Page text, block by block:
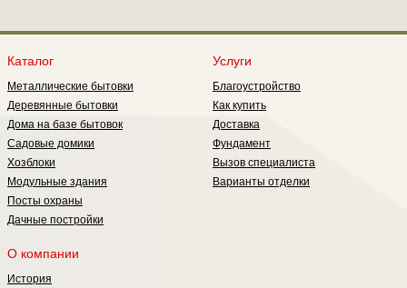
в период массового строительства,
80-х годов. Потому что они имеют
теплосбережению они обладают
лучшим светопропусканием, т.е.
проем.
Каталог
Металлические бытовки
Деревянные бытовки
Дома на базе бытовок
Садовые домики
Хозблоки
Модульные здания
Посты охраны
Дачные постройки
Услуги
Благоустройство
Как купить
Доставка
Фундамент
Вызов специалиста
Варианты отделки
О компании
История